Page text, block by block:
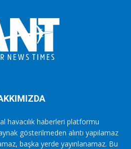
havacılık haberleri platformu
gösterilmeden alıntı yapılamaz
başka yerde yayınlanamaz. Bu